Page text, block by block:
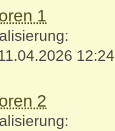
1
12:24
2